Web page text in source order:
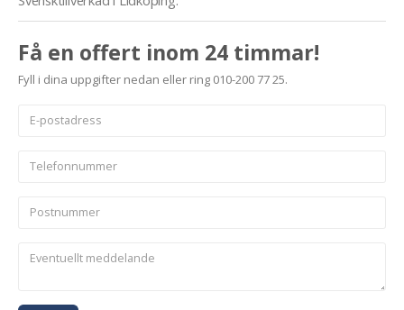
Få en offert inom 24 timmar!
Fyll i dina uppgifter nedan eller ring 010-200 77 25.